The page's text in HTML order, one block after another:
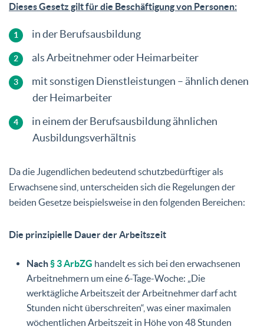
Dieses Gesetz gilt für die Beschäftigung von Personen:
in der Berufsausbildung
als Arbeitnehmer oder Heimarbeiter
mit sonstigen Dienstleistungen – ähnlich denen
der Heimarbeiter
in einem der Berufsausbildung ähnlichen
Ausbildungsverhältnis
Da die Jugendlichen bedeutend schutzbedürftiger als
Erwachsene sind, unterscheiden sich die Regelungen der
beiden Gesetze beispielsweise in den folgenden Bereichen:
Die prinzipielle Dauer der Arbeitszeit
Nach§ 3 ArbZG handelt es sich bei den erwachsenen
Arbeitnehmern um eine 6-Tage-Woche: „Die
werktägliche Arbeitszeit der Arbeitnehmer darf acht
Stunden nicht überschreiten“, was einer maximalen
wöchentlichen Arbeitszeit in Höhe von 48 Stunden